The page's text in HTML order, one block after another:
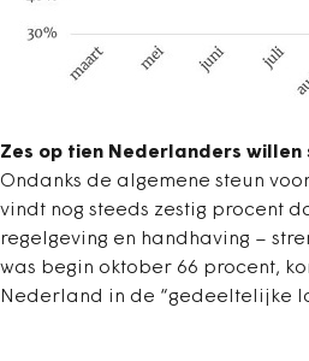
Zes op tien Nederlanders
Ondanks de algemene steun
vindt nog steeds zestig procent
regelgeving en handhaving –
was begin oktober 66 procent,
Nederland in de “gedeeltelijke